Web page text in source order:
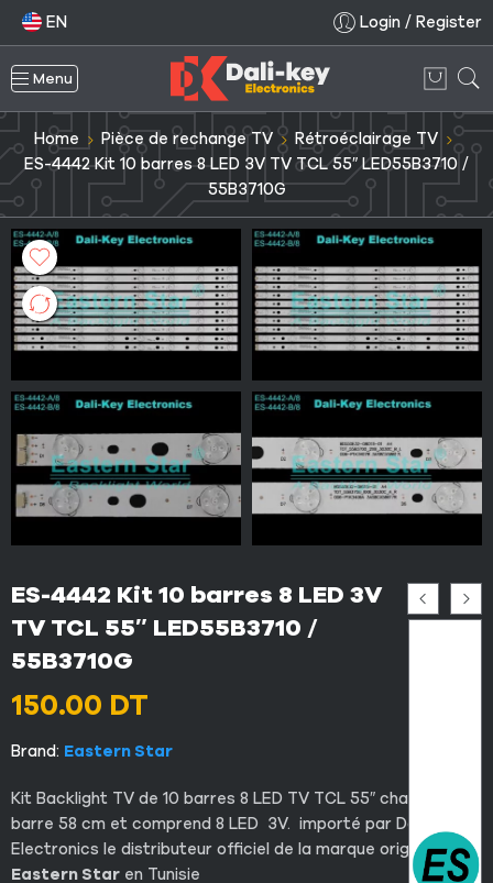
EN Login / Register
Menu
Home Pièce de rechange TV
Rétroéclairage TV
ES-4442 Kit 10 barres 8 LED 3V TV TCL 55″ LED55B3710 /
55B3710G
ES-4442 Kit 10 barres 8 LED 3V
TV TCL 55″ LED55B3710 /
55B3710G
150.00 DT
Brand: Eastern Star
Kit Backlight TV de 10 barres 8 LED TV TCL 55″ chaque
barre 58 cm et comprend 8 LED 3V. importé par Dali-Key
Electronics le distributeur officiel de la marque original
Eastern Star en Tunisie